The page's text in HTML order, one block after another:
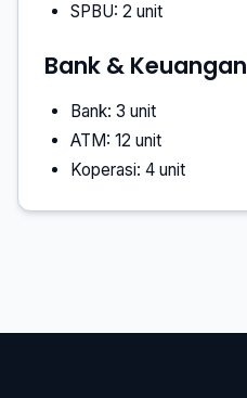
SPBU: 2 unit
Bank & Keuangan
Bank: 3 unit
ATM: 12 unit
Koperasi: 4 unit